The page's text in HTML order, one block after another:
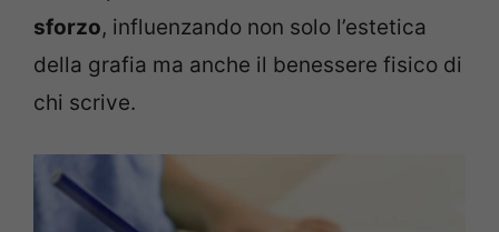
sforzo, influenzando non solo l’estetica
della grafia ma anche il benessere fisico di
chi scrive.